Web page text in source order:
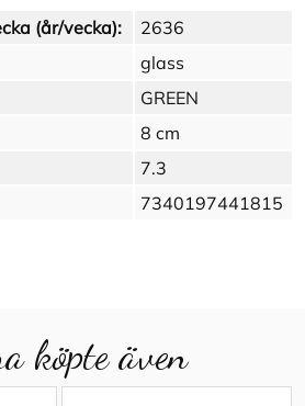
(år/vecka):
2636
glass
GREEN
8 cm
7.3
7340197441815
köpte även